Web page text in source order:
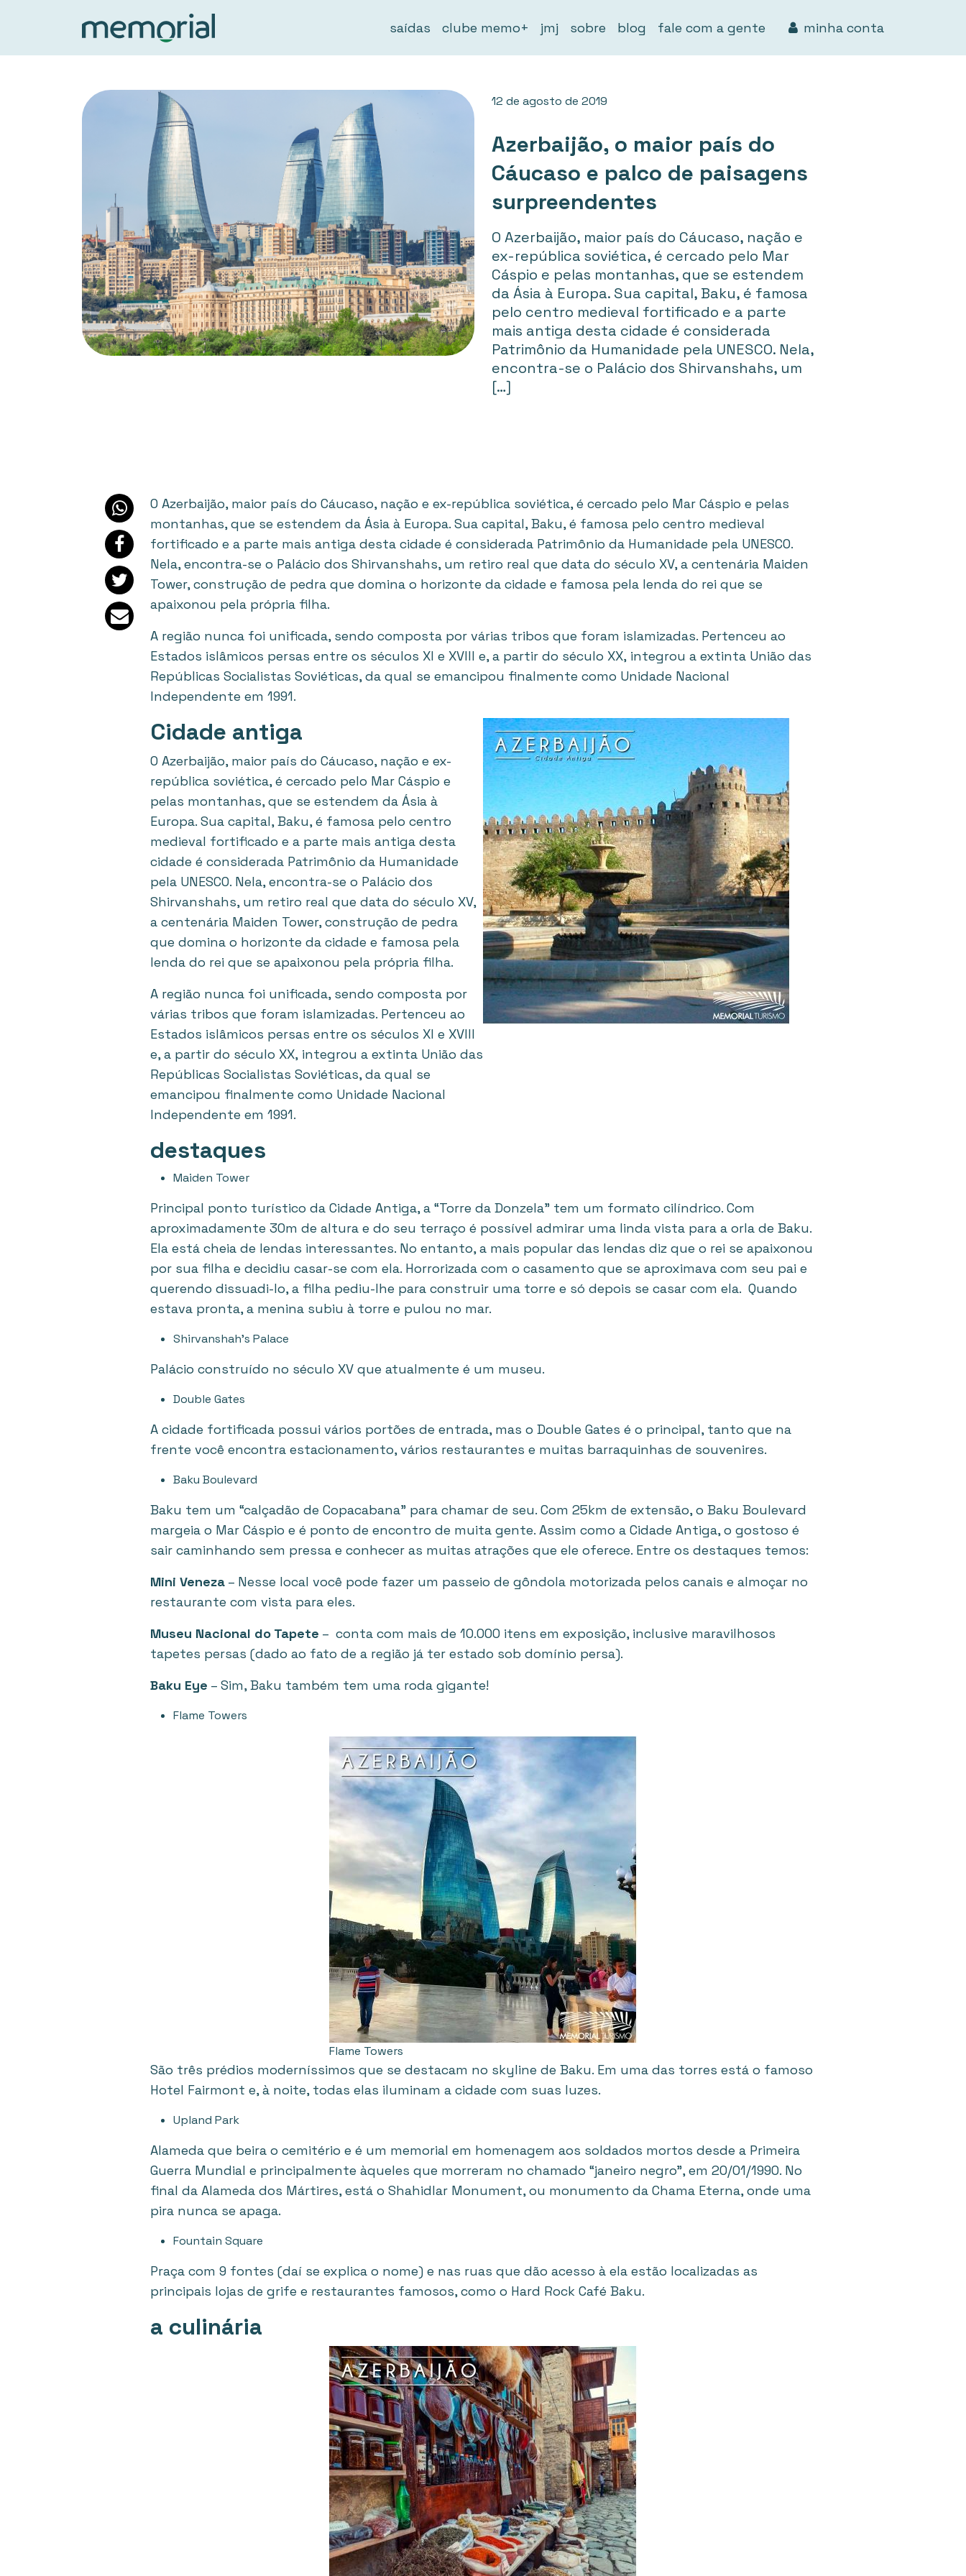
saídas clube memo+ jmj sobre blog fale com a gente minha conta
12 de agosto de 2019
Azerbaijão, o maior país do
Cáucaso e palco de paisagens
surpreendentes
O Azerbaijão, maior país do Cáucaso, nação e
ex-república soviética, é cercado pelo Mar
Cáspio e pelas montanhas, que se estendem
da Ásia à Europa. Sua capital, Baku, é famosa
pelo centro medieval fortificado e a parte
mais antiga desta cidade é considerada
Patrimônio da Humanidade pela UNESCO. Nela,
encontra-se o Palácio dos Shirvanshahs, um
[…]
O Azerbaijão, maior país do Cáucaso, nação e ex-república soviética, é cercado pelo Mar Cáspio e pelas
montanhas, que se estendem da Ásia à Europa. Sua capital, Baku, é famosa pelo centro medieval
fortificado e a parte mais antiga desta cidade é considerada Patrimônio da Humanidade pela UNESCO.
Nela, encontra-se o Palácio dos Shirvanshahs, um retiro real que data do século XV, a centenária Maiden
Tower, construção de pedra que domina o horizonte da cidade e famosa pela lenda do rei que se
apaixonou pela própria filha.
A região nunca foi unificada, sendo composta por várias tribos que foram islamizadas. Pertenceu ao
Estados islâmicos persas entre os séculos XI e XVIII e, a partir do século XX, integrou a extinta União das
Repúblicas Socialistas Soviéticas, da qual se emancipou finalmente como Unidade Nacional
Independente em 1991.
Cidade antiga
O Azerbaijão, maior país do Cáucaso, nação e ex-
república soviética, é cercado pelo Mar Cáspio e
pelas montanhas, que se estendem da Ásia à
Europa. Sua capital, Baku, é famosa pelo centro
medieval fortificado e a parte mais antiga desta
cidade é considerada Patrimônio da Humanidade
pela UNESCO. Nela, encontra-se o Palácio dos
Shirvanshahs, um retiro real que data do século XV,
a centenária Maiden Tower, construção de pedra
que domina o horizonte da cidade e famosa pela
lenda do rei que se apaixonou pela própria filha.
A região nunca foi unificada, sendo composta por
várias tribos que foram islamizadas. Pertenceu ao
Estados islâmicos persas entre os séculos XI e XVIII
e, a partir do século XX, integrou a extinta União das
Repúblicas Socialistas Soviéticas, da qual se
emancipou finalmente como Unidade Nacional
Independente em 1991.
destaques
Maiden Tower
Principal ponto turístico da Cidade Antiga, a “Torre da Donzela” tem um formato cilíndrico. Com
aproximadamente 30m de altura e do seu terraço é possível admirar uma linda vista para a orla de Baku.
Ela está cheia de lendas interessantes. No entanto, a mais popular das lendas diz que o rei se apaixonou
por sua filha e decidiu casar-se com ela. Horrorizada com o casamento que se aproximava com seu pai e
querendo dissuadi-lo, a filha pediu-lhe para construir uma torre e só depois se casar com ela. Quando
estava pronta, a menina subiu à torre e pulou no mar.
Shirvanshah’s Palace
Palácio construído no século XV que atualmente é um museu.
Double Gates
A cidade fortificada possui vários portões de entrada, mas o Double Gates é o principal, tanto que na
frente você encontra estacionamento, vários restaurantes e muitas barraquinhas de souvenires.
Baku Boulevard
Baku tem um “calçadão de Copacabana” para chamar de seu. Com 25km de extensão, o Baku Boulevard
margeia o Mar Cáspio e é ponto de encontro de muita gente. Assim como a Cidade Antiga, o gostoso é
sair caminhando sem pressa e conhecer as muitas atrações que ele oferece. Entre os destaques temos:
Mini Veneza – Nesse local você pode fazer um passeio de gôndola motorizada pelos canais e almoçar no
restaurante com vista para eles.
Museu Nacional do Tapete – conta com mais de 10.000 itens em exposição, inclusive maravilhosos
tapetes persas (dado ao fato de a região já ter estado sob domínio persa).
Baku Eye – Sim, Baku também tem uma roda gigante!
Flame Towers
Flame Towers
São três prédios moderníssimos que se destacam no skyline de Baku. Em uma das torres está o famoso
Hotel Fairmont e, à noite, todas elas iluminam a cidade com suas luzes.
Upland Park
Alameda que beira o cemitério e é um memorial em homenagem aos soldados mortos desde a Primeira
Guerra Mundial e principalmente àqueles que morreram no chamado “janeiro negro”, em 20/01/1990. No
final da Alameda dos Mártires, está o Shahidlar Monument, ou monumento da Chama Eterna, onde uma
pira nunca se apaga.
Fountain Square
Praça com 9 fontes (daí se explica o nome) e nas ruas que dão acesso à ela estão localizadas as
principais lojas de grife e restaurantes famosos, como o Hard Rock Café Baku.
a culinária